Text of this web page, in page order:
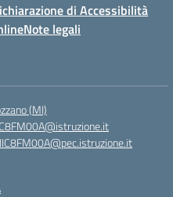
di Accessibilità
Note legali
(MI)